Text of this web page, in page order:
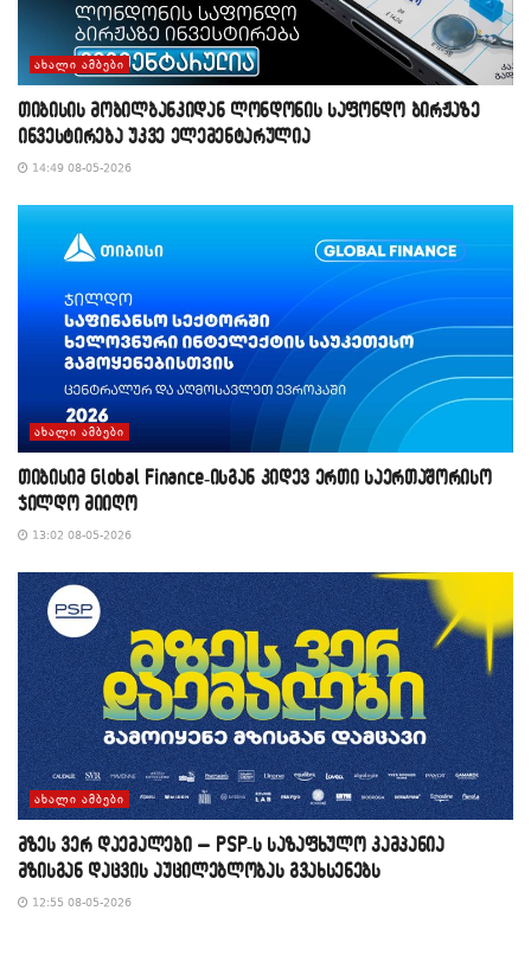
ᲐᲮᲐᲚᲘ ᲐᲛᲑᲔᲑᲘ
თიბისის მობილბანკიდან ლონდონის საფონდო ბირჟაზე
ინვესტირება უკვე ელემენტარულია
14:49 08-05-2026
ᲐᲮᲐᲚᲘ ᲐᲛᲑᲔᲑᲘ
თიბისიმ Global Finance-ისგან კიდევ ერთი საერთაშორისო
ჯილდო მიიღო
13:02 08-05-2026
ᲐᲮᲐᲚᲘ ᲐᲛᲑᲔᲑᲘ
მზეს ვერ დაემალები – PSP-ს საზაფხულო კამპანია
მზისგან დაცვის აუცილებლობას გვახსენებს
12:55 08-05-2026